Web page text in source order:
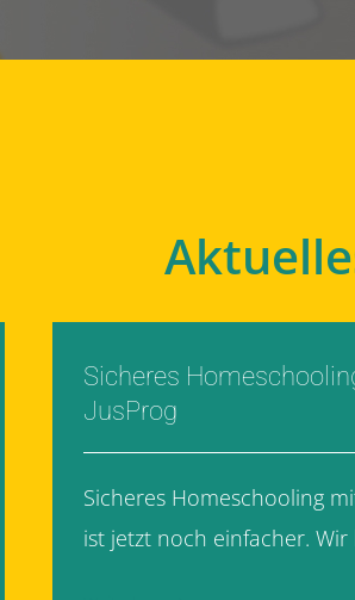
Sicheres
JusProg
Sicheres Homeschooling
ist jetzt noch einfacher. Wir